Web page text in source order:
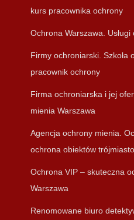
kurs pracownika ochrony
Ochrona Warszawa.
Firmy ochroniarski. Szkoła
pracownik ochrony
Firma ochroniarska i jej
mienia Warszawa
Agencja ochrony mienia.
ochrona obiektów trójmiasto
Ochrona VIP – skuteczna
Warszawa
Renomowane biuro